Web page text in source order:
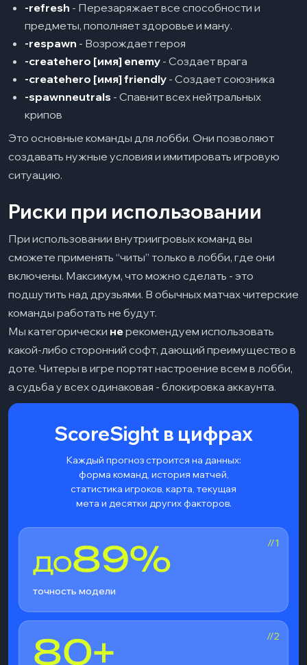
-refresh - Перезаряжает все способности и
предметы, пополняет здоровье и ману.
-respawn - Возрождает героя
-createhero [имя] enemy - Создает врага
-createhero [имя] friendly - Создает союзника
-spawnneutrals - Спавнит всех нейтральных
крипов
Это основные команды для лобби. Они позволяют
создавать нужные условия и имитировать игровую
ситуацию.
Риски при использовании
При использовании внутриигровых команд вы
сможете применять “читы” только в лобби, где они
включены. Максимум, что можно сделать - это
подшутить над друзьями. В обычных матчах читерские
команды работать не будут.
Мы категорически нерекомендуем использовать
какой-либо сторонний софт, дающий преимущество в
доте. Читеры в игре портят настроение всем в лобби,
а судьба у всех одинаковая - блокировка аккаунта.
ScoreSight в цифрах
Каждый прогноз строится на данных:
форма команд, история матчей,
статистика игроков, карта, текущая
мета и десятки других факторов.
//1
ДО89%
точность модели
//2
80+